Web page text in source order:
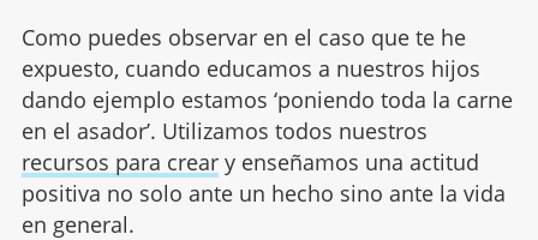
Como puedes observar en el caso que te he
expuesto, cuando educamos a nuestros hijos
dando ejemplo estamos ‘poniendo toda la carne
en el asador’. Utilizamos todos nuestros
recursos para creary enseñamos una actitud
positiva no solo ante un hecho sino ante la vida
en general.